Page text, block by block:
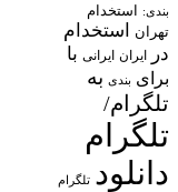
بندی: استخدام
تهران
استخدام
در
ایران ایرانی با
برای بندی به
تلگرام/
تلگرام
دانلود تلگرام